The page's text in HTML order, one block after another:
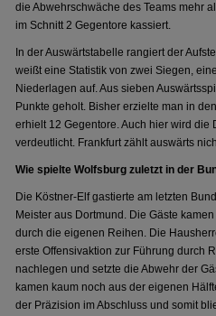
die Abwehrschwäche des Teams mehr
im Schnitt 2 Gegentore kassiert.
In der Auswärtstabelle rangiert der
weißt eine Statistik von zwei Siegen,
Niederlagen auf. Aus sieben
Punkte geholt. Bisher erzielte man in
erhielt 12 Gegentore. Auch hier wird die
verdeutlicht. Frankfurt zählt auswärts
Wie spielte Wolfsburg zuletzt in der
Die Köstner-Elf gastierte am letzten
Meister aus Dortmund. Die Gäste
durch die eigenen Reihen. Die
erste Offensivaktion zur Führung durch
nachlegen und setzte die Abwehr der
kamen kaum noch aus der eigenen
der Präzision im Abschluss und somit